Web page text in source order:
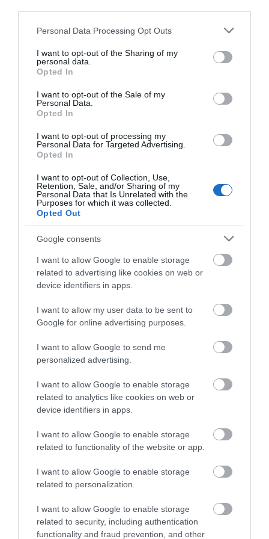
Please note that this website/app uses one or more Google
not limited to your visit or usage behaviour. You may click to
grant or deny consent to Google and its third-party tags to
use your data for below specified purposes in below Google
consent section.
Personal Data Processing Opt Outs
I want to opt-out of the Sharing of my
personal data.
Opted In
I want to opt-out of the Sale of my
Personal Data.
Opted In
I want to opt-out of processing my
Personal Data for Targeted Advertising.
Opted In
I want to opt-out of Collection, Use,
Retention, Sale, and/or Sharing of my
Personal Data that Is Unrelated with the
Purposes for which it was collected.
Opted Out
Google consents
I want to allow Google to enable storage
related to advertising like cookies on web or
device identifiers in apps.
I want to allow my user data to be sent to
Google for online advertising purposes.
I want to allow Google to send me
personalized advertising.
I want to allow Google to enable storage
related to analytics like cookies on web or
device identifiers in apps.
I want to allow Google to enable storage
related to functionality of the website or app.
I want to allow Google to enable storage
related to personalization.
I want to allow Google to enable storage
related to security, including authentication
functionality and fraud prevention, and other
Εγγραφές σε νηπιαγωγεία και Α δημοτικού:
24.02.2023 | 21:00
Εύβοια: Σοβαρά προβλήματα στα
νηπιαγωγεία Χαλκίδας
ΔΟΕ: Ζητά συνάντηση με την πολιτική
ηγεσία του υπουργείου Παιδείας
11.06.2022 | 17:20